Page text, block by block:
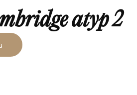
atyp 2